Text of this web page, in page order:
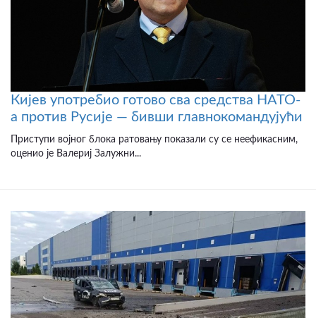
Кијев употребио готово сва средства НАТО-
а против Русије — бивши главнокомандујући
Приступи војног блока ратовању показали су се неефикасним,
оценио је Валериј Залужни...